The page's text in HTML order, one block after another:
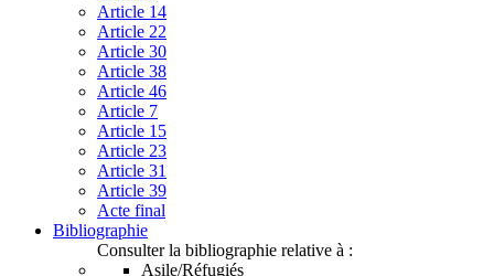
Article 14
Article 22
Article 30
Article 38
Article 46
Article 7
Article 15
Article 23
Article 31
Article 39
Acte final
Bibliographie
Consulter la bibliographie relative à :
Asile/Réfugiés